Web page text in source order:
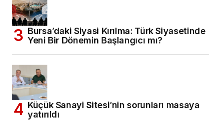
Bursa’daki Siyasi Kırılma: Türk Siyasetinde
Yeni Bir Dönemin Başlangıcı mı?
Küçük Sanayi Sitesi’nin sorunları masaya
yatırıldı